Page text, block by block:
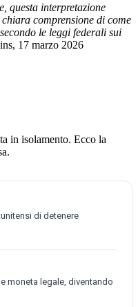
questa interpretazione
comprensione di come
le leggi federali sui
17 marzo 2026
in isolamento. Ecco la
di detenere
moneta legale, diventando